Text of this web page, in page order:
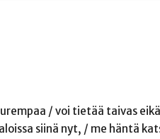
/ voi tietää taivas
siinä nyt, / me häntä